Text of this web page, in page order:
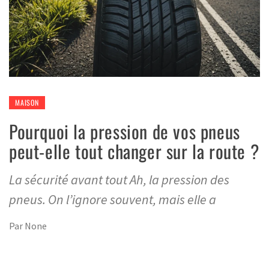
MAISON
Pourquoi la pression de vos pneus
peut-elle tout changer sur la route ?
La sécurité avant tout Ah, la pression des
pneus. On l’ignore souvent, mais elle a
Par None